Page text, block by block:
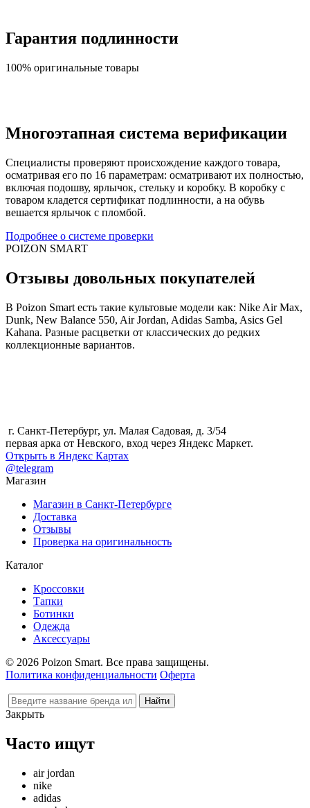
Гарантия подлинности
100% оригинальные товары
Многоэтапная система верификации
Специалисты проверяют происхождение каждого товара,
осматривая его по 16 параметрам: осматривают их полностью,
включая подошву, ярлычок, стельку и коробку. В коробку с
товаром кладется сертификат подлинности, а на обувь
вешается ярлычок с пломбой.
Подробнее о системе проверки
POIZON SMART
Отзывы довольных покупателей
В Poizon Smart есть такие культовые модели как: Nike Air Max,
Dunk, New Balance 550, Air Jordan, Adidas Samba, Asics Gel
Kahana. Разные расцветки от классических до редких
коллекционные вариантов.
г. Санкт-Петербург, ул. Малая Садовая, д. 3/54
первая арка от Невского, вход через Яндекс Маркет.
Открыть в Яндекс Картах
@telegram
Магазин
Магазин в Санкт-Петербурге
Доставка
Отзывы
Проверка на оригинальность
Каталог
Кроссовки
Тапки
Ботинки
Одежда
Аксессуары
© 2026 Poizon Smart. Все права защищены.
Политика конфиденциальности Оферта
Закрыть
Часто ищут
air jordan
nike
adidas